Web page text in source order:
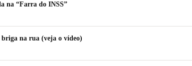
na “Farra do INSS”
na rua (veja o vídeo)